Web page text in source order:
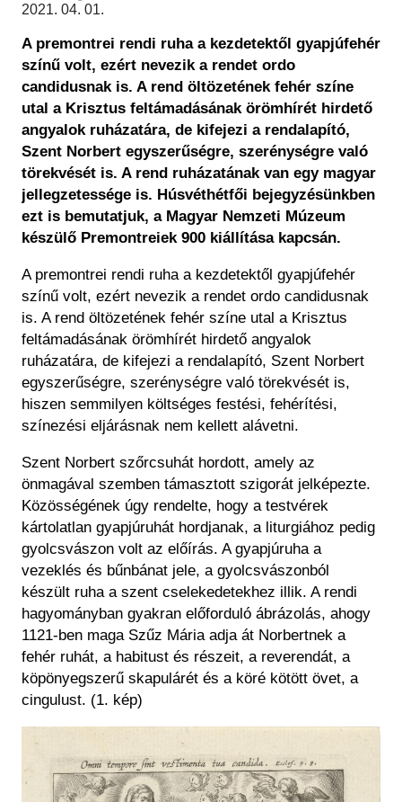
Régészet
Felnőttképzés
Közérdekű adatok
Történeti Fényképtár
Éremtár
Központi Könyvtár
2021. 04. 01.
A premontrei rendi ruha a kezdetektől gyapjúfehér
színű volt, ezért nevezik a rendet ordo
candidusnak is. A rend öltözetének fehér színe
utal a Krisztus feltámadásának örömhírét hirdető
angyalok ruházatára, de kifejezi a rendalapító,
Szent Norbert egyszerűségre, szerénységre való
törekvését is. A rend ruházatának van egy magyar
jellegzetessége is. Húsvéthétfői bejegyzésünkben
ezt is bemutatjuk, a Magyar Nemzeti Múzeum
készülő Premontreiek 900 kiállítása kapcsán.
A premontrei rendi ruha a kezdetektől gyapjúfehér
színű volt, ezért nevezik a rendet ordo candidusnak
is. A rend öltözetének fehér színe utal a Krisztus
feltámadásának örömhírét hirdető angyalok
ruházatára, de kifejezi a rendalapító, Szent Norbert
egyszerűségre, szerénységre való törekvését is,
hiszen semmilyen költséges festési, fehérítési,
színezési eljárásnak nem kellett alávetni.
Szent Norbert szőrcsuhát hordott, amely az
önmagával szemben támasztott szigorát jelképezte.
Közösségének úgy rendelte, hogy a testvérek
kártolatlan gyapjúruhát hordjanak, a liturgiához pedig
gyolcsvászon volt az előírás. A gyapjúruha a
vezeklés és bűnbánat jele, a gyolcsvászonból
készült ruha a szent cselekedetekhez illik. A rendi
hagyományban gyakran előforduló ábrázolás, ahogy
1121-ben maga Szűz Mária adja át Norbertnek a
fehér ruhát, a habitust és részeit, a reverendát, a
köpönyegszerű skapulárét és a köré kötött övet, a
cingulust. (1. kép)